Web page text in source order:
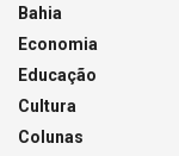
Bahia
Economia
Educação
Cultura
Colunas